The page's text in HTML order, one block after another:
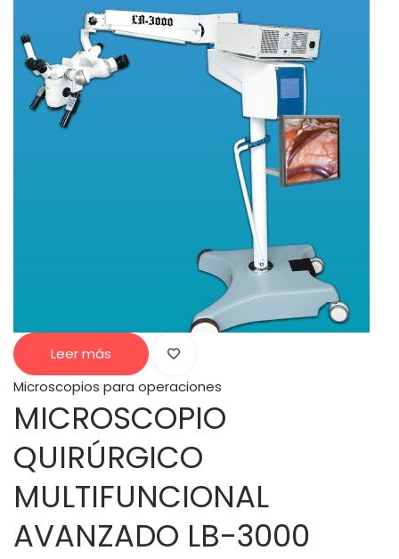
Leer más
Microscopios para operaciones
MICROSCOPIO
QUIRÚRGICO
MULTIFUNCIONAL
AVANZADO LB-3000